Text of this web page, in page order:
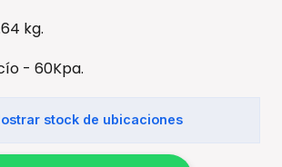
kg.
- 60Kpa.
stock de ubicaciones